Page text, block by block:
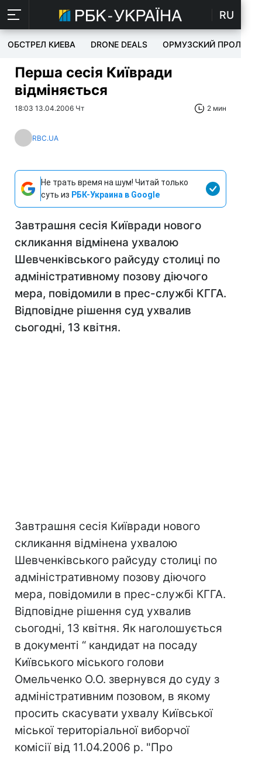
RU
ОБСТРЕЛ КИЕВА DRONE DEALS ОРМУЗСКИЙ ПРОЛИВ
Перша сесія Київради
відміняється
18:03 13.04.2006 Чт 2 мин
RBC.UA
Не трать время на шум! Читай только
суть из РБК-Украина в Google
Завтрашня сесія Київради нового
скликання відмінена ухвалою
Шевченківського райсуду столиці по
адміністративному позову діючого
мера, повідомили в прес-службі КГГА.
Відповідне рішення суд ухвалив
сьогодні, 13 квітня.
Завтрашня сесія Київради нового
скликання відмінена ухвалою
Шевченківського райсуду столиці по
адміністративному позову діючого
мера, повідомили в прес-службі КГГА.
Відповідне рішення суд ухвалив
сьогодні, 13 квітня. Як наголошується
в документі “ кандидат на посаду
Київського міського голови
Омельченко О.О. звернувся до суду з
адміністративним позовом, в якому
просить скасувати ухвалу Київської
міської територіальної виборчої
комісії від 11.04.2006 р. "Про